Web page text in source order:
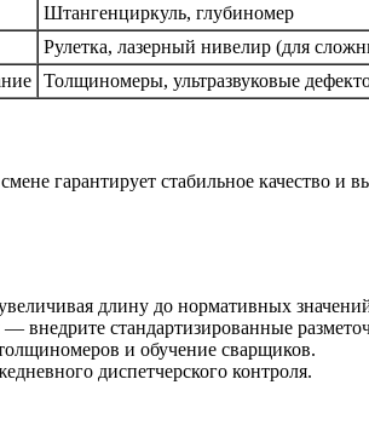
Штангенциркуль, глубиномер
Рулетка, лазерный нивелир (для
Толщиномеры, ультразвуковые
гарантирует стабильное качество и
длину до нормативных
внедрите стандартизированные
и обучение сварщиков.
диспетчерского контроля.